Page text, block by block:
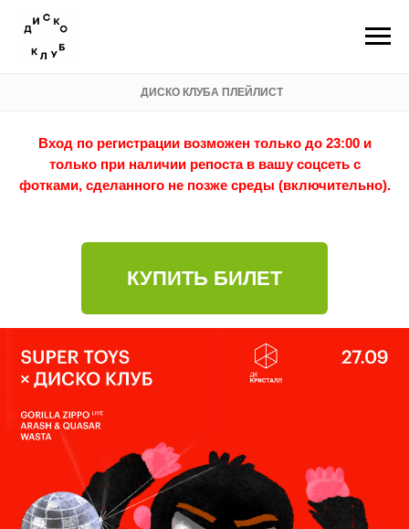
ДИСКО КЛУБА ПЛЕЙЛИСТ
Вход по регистрации возможен только до 23:00 и
только при наличии репоста в вашу соцсеть с
фотками, сделанного не позже среды (включительно).
КУПИТЬ БИЛЕТ